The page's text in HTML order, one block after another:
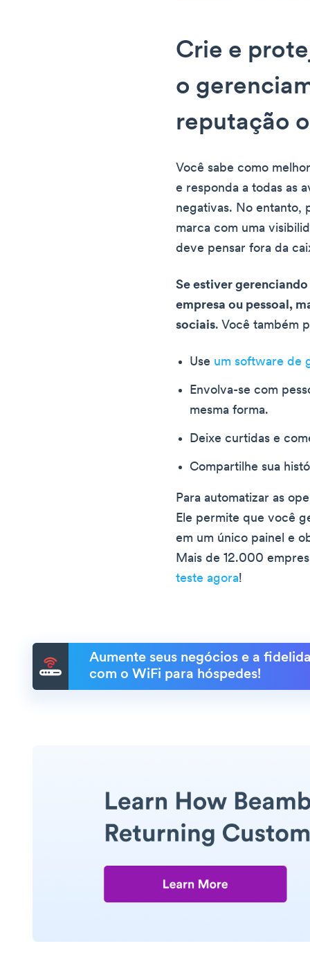
Crie e
o
reputação
Você sabe como
e responda a todas as
negativas. No entanto,
marca com uma
deve pensar fora da
Se estiver
empresa ou pessoal,
sociais. Você também
Use um software de
Envolva-se com
mesma forma.
Deixe curtidas e
Compartilhe sua
Para automatizar as
Ele permite que você
em um único painel e
Mais de 12.000
teste agora!
Aumente seus negócios e a
com o WiFi para hóspedes!